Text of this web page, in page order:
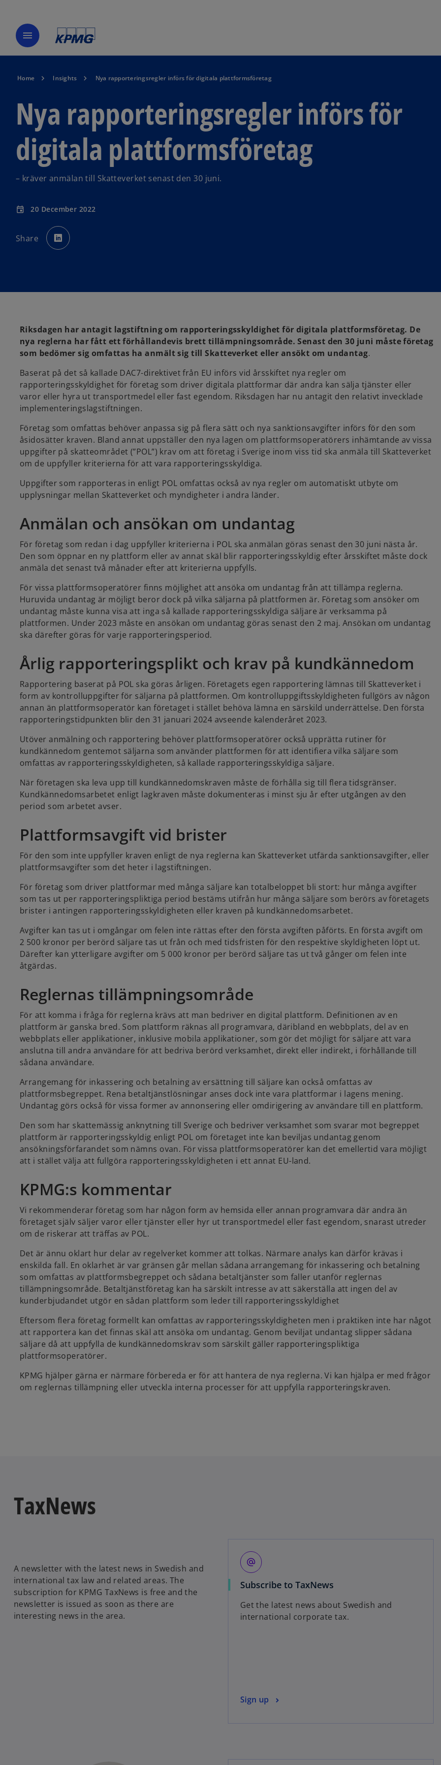
menu
Home Insights Nya rapporteringsregler införs för digitala plattformsföretag
Nya rapporteringsregler införs för
digitala plattformsföretag
– kräver anmälan till Skatteverket senast den 30 juni.
event 20 December 2022
Share p
e
t
Riksdagen har antagit lagstiftning om rapporteringsskyldighet för digitala plattformsföretag. De
nya reglerna har fått ett förhållandevis brett tillämpningsområde. Senast den 30 juni måste företag
som bedömer sig omfattas ha anmält sig till Skatteverket eller ansökt om undantag.
Baserat på det så kallade DAC7-direktivet från EU införs vid årsskiftet nya regler om
rapporteringsskyldighet för företag som driver digitala plattformar där andra kan sälja tjänster eller
varor eller hyra ut transportmedel eller fast egendom. Riksdagen har nu antagit den relativt invecklade
implementeringslagstiftningen.
Företag som omfattas behöver anpassa sig på flera sätt och nya sanktionsavgifter införs för den som
åsidosätter kraven. Bland annat uppställer den nya lagen om plattformsoperatörers inhämtande av vissa
uppgifter på skatteområdet (”POL”) krav om att företag i Sverige inom viss tid ska anmäla till Skatteverket
om de uppfyller kriterierna för att vara rapporteringsskyldiga.
Uppgifter som rapporteras in enligt POL omfattas också av nya regler om automatiskt utbyte om
upplysningar mellan Skatteverket och myndigheter i andra länder.
Anmälan och ansökan om undantag
För företag som redan i dag uppfyller kriterierna i POL ska anmälan göras senast den 30 juni nästa år.
Den som öppnar en ny plattform eller av annat skäl blir rapporteringsskyldig efter årsskiftet måste dock
anmäla det senast två månader efter att kriterierna uppfylls.
För vissa plattformsoperatörer finns möjlighet att ansöka om undantag från att tillämpa reglerna.
Huruvida undantag är möjligt beror dock på vilka säljarna på plattformen är. Företag som ansöker om
undantag måste kunna visa att inga så kallade rapporteringsskyldiga säljare är verksamma på
plattformen. Under 2023 måste en ansökan om undantag göras senast den 2 maj. Ansökan om undantag
ska därefter göras för varje rapporteringsperiod.
Årlig rapporteringsplikt och krav på kundkännedom
Rapportering baserat på POL ska göras årligen. Företagets egen rapportering lämnas till Skatteverket i
form av kontrolluppgifter för säljarna på plattformen. Om kontrolluppgiftsskyldigheten fullgörs av någon
annan än plattformsoperatör kan företaget i stället behöva lämna en särskild underrättelse. Den första
rapporteringstidpunkten blir den 31 januari 2024 avseende kalenderåret 2023.
Utöver anmälning och rapportering behöver plattformsoperatörer också upprätta rutiner för
kundkännedom gentemot säljarna som använder plattformen för att identifiera vilka säljare som
omfattas av rapporteringsskyldigheten, så kallade rapporteringsskyldiga säljare.
När företagen ska leva upp till kundkännedomskraven måste de förhålla sig till flera tidsgränser.
Kundkännedomsarbetet enligt lagkraven måste dokumenteras i minst sju år efter utgången av den
period som arbetet avser.
Plattformsavgift vid brister
För den som inte uppfyller kraven enligt de nya reglerna kan Skatteverket utfärda sanktionsavgifter, eller
plattformsavgifter som det heter i lagstiftningen.
För företag som driver plattformar med många säljare kan totalbeloppet bli stort: hur många avgifter
som tas ut per rapporteringspliktiga period bestäms utifrån hur många säljare som berörs av företagets
brister i antingen rapporteringsskyldigheten eller kraven på kundkännedomsarbetet.
Avgifter kan tas ut i omgångar om felen inte rättas efter den första avgiften påförts. En första avgift om
2 500 kronor per berörd säljare tas ut från och med tidsfristen för den respektive skyldigheten löpt ut.
Därefter kan ytterligare avgifter om 5 000 kronor per berörd säljare tas ut två gånger om felen inte
åtgärdas.
Reglernas tillämpningsområde
För att komma i fråga för reglerna krävs att man bedriver en digital plattform. Definitionen av en
plattform är ganska bred. Som plattform räknas all programvara, däribland en webbplats, del av en
webbplats eller applikationer, inklusive mobila applikationer, som gör det möjligt för säljare att vara
anslutna till andra användare för att bedriva berörd verksamhet, direkt eller indirekt, i förhållande till
sådana användare.
Arrangemang för inkassering och betalning av ersättning till säljare kan också omfattas av
plattformsbegreppet. Rena betaltjänstlösningar anses dock inte vara plattformar i lagens mening.
Undantag görs också för vissa former av annonsering eller omdirigering av användare till en plattform.
Den som har skattemässig anknytning till Sverige och bedriver verksamhet som svarar mot begreppet
plattform är rapporteringsskyldig enligt POL om företaget inte kan beviljas undantag genom
ansökningsförfarandet som nämns ovan. För vissa plattformsoperatörer kan det emellertid vara möjligt
att i stället välja att fullgöra rapporteringsskyldigheten i ett annat EU-land.
KPMG:s kommentar
Vi rekommenderar företag som har någon form av hemsida eller annan programvara där andra än
företaget själv säljer varor eller tjänster eller hyr ut transportmedel eller fast egendom, snarast utreder
om de riskerar att träffas av POL.
Det är ännu oklart hur delar av regelverket kommer att tolkas. Närmare analys kan därför krävas i
enskilda fall. En oklarhet är var gränsen går mellan sådana arrangemang för inkassering och betalning
som omfattas av plattformsbegreppet och sådana betaltjänster som faller utanför reglernas
tillämpningsområde. Betaltjänstföretag kan ha särskilt intresse av att säkerställa att ingen del av
kunderbjudandet utgör en sådan plattform som leder till rapporteringsskyldighet
Eftersom flera företag formellt kan omfattas av rapporteringsskyldigheten men i praktiken inte har något
att rapportera kan det finnas skäl att ansöka om undantag. Genom beviljat undantag slipper sådana
säljare då att uppfylla de kundkännedomskrav som särskilt gäller rapporteringspliktiga
plattformsoperatörer.
KPMG hjälper gärna er närmare förbereda er för att hantera de nya reglerna. Vi kan hjälpa er med frågor
om reglernas tillämpning eller utveckla interna processer för att uppfylla rapporteringskraven.
TaxNews
A newsletter with the latest news in Swedish and
international tax law and related areas. The
subscription for KPMG TaxNews is free and the
newsletter is issued as soon as there are
interesting news in the area.
alternate_email
Subscribe to TaxNewso
e
n
a
Get the latest news about Swedish and
international corporate tax.
Sign up
o
e
i